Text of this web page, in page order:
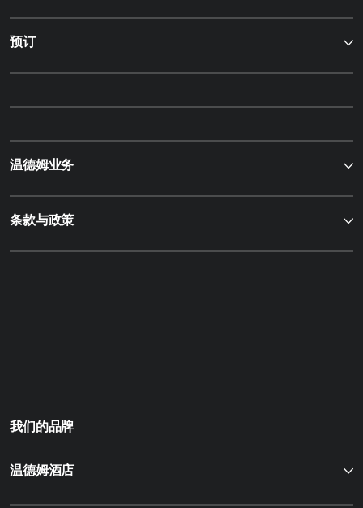
预订
温德姆业务
条款与政策
我们的品牌
温德姆酒店